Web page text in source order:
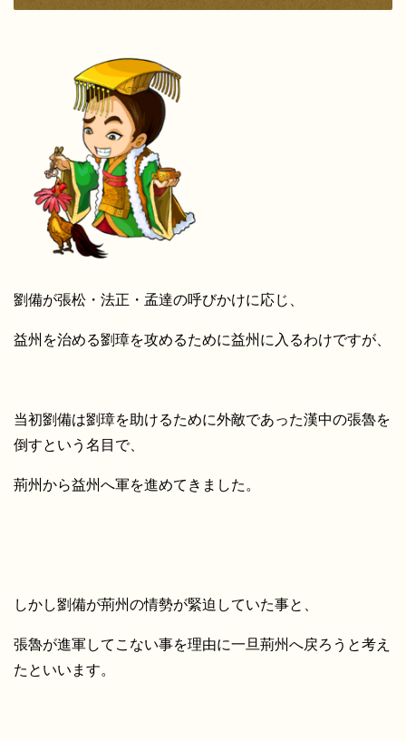
劉備が張松・法正・孟達の呼びかけに応じ、
益州を治める劉璋を攻めるために益州に入るわけですが、
当初劉備は劉璋を助けるために外敵であった漢中の張魯を
倒すという名目で、
荊州から益州へ軍を進めてきました。
しかし劉備が荊州の情勢が緊迫していた事と、
張魯が進軍してこない事を理由に一旦荊州へ戻ろうと考え
たといいます。